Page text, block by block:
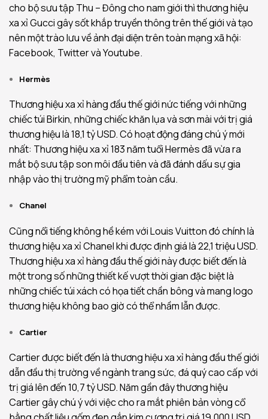
cho bộ sưu tập Thu – Đông cho nam giới thì thương hiệu
xa xỉ Gucci gây sốt khắp truyền thông trên thế giới và tạo
nên một trào lưu về ảnh đại diện trên toàn mạng xã hội:
Facebook, Twitter và Youtube.
Hermès
Thương hiệu xa xỉ hàng đầu thế giới nức tiếng với những
chiếc túi Birkin, những chiếc khăn lụa và sơn mài với trị giá
thương hiệu là 18,1 tỷ USD. Có hoạt động đáng chú ý mới
nhất: Thương hiệu xa xỉ 183 năm tuổi Hermès đã vừa ra
mắt bộ sưu tập son môi đầu tiên và đã đánh dấu sự gia
nhập vào thị trường mỹ phẩm toàn cầu.
Chanel
Cũng nổi tiếng không hề kém với Louis Vuitton đó chính là
thương hiệu xa xỉ Chanel khi được định giá là 22,1 triệu USD.
Thương hiệu xa xỉ hàng đầu thế giới này được biết đến là
một trong số những thiết kế vượt thời gian đặc biệt là
những chiếc túi xách có họa tiết chần bông và mang logo
thương hiệu không bao giờ có thể nhầm lẫn được.
Cartier
Cartier được biết đến là thương hiệu xa xỉ hàng đầu thế giới
dẫn đầu thị trường về ngành trang sức, đá quý cao cấp với
trị giá lên đến 10,7 tỷ USD. Năm gần đây thương hiệu
Cartier gây chú ý với việc cho ra mắt phiên bản vòng cổ